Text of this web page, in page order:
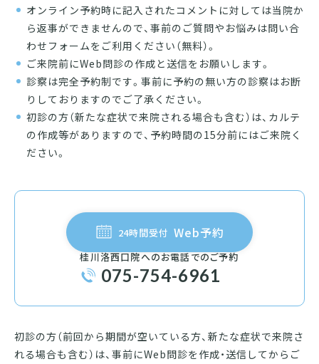
オンライン予約時に記入されたコメントに対しては当院か
ら返事ができませんので、事前のご質問やお悩みは問い合
わせフォームをご利用ください（無料）。
ご来院前にWeb問診の作成と送信をお願いします。
診察は完全予約制です。事前に予約の無い方の診察はお断
りしておりますのでご了承ください。
初診の方（新たな症状で来院される場合も含む）は、カルテ
の作成等がありますので、予約時間の15分前にはご来院く
ださい。
24時間受付 Web予約
桂川洛西口院へのお電話でのご予約
075-754-6961
初診の方（前回から期間が空いている方、新たな症状で来院さ
れる場合も含む）は、事前にWeb問診を作成・送信してからご